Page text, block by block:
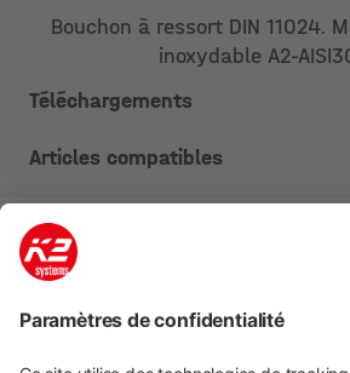
Bouchon à ressort DIN 11024.
inoxydable A2-
Téléchargements
Articles compatibles